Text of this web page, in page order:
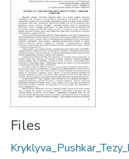
Files